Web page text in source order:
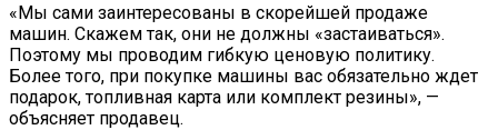
«Мы сами заинтересованы в скорейшей продаже
машин. Скажем так, они не должны «застаиваться».
Поэтому мы проводим гибкую ценовую политику.
Более того, при покупке машины вас обязательно ждет
подарок, топливная карта или комплект резины», —
объясняет продавец.